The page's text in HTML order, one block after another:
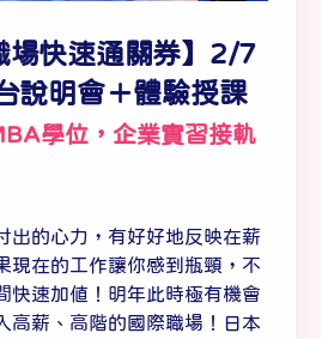
場快速通關券】2/7
說明會＋體驗授課
學位，企業實習接軌
出的心力，有好好地反映在薪
現在的工作讓你感到瓶頸，不
快速加值！明年此時極有機會
高薪、高階的國際職場！日本